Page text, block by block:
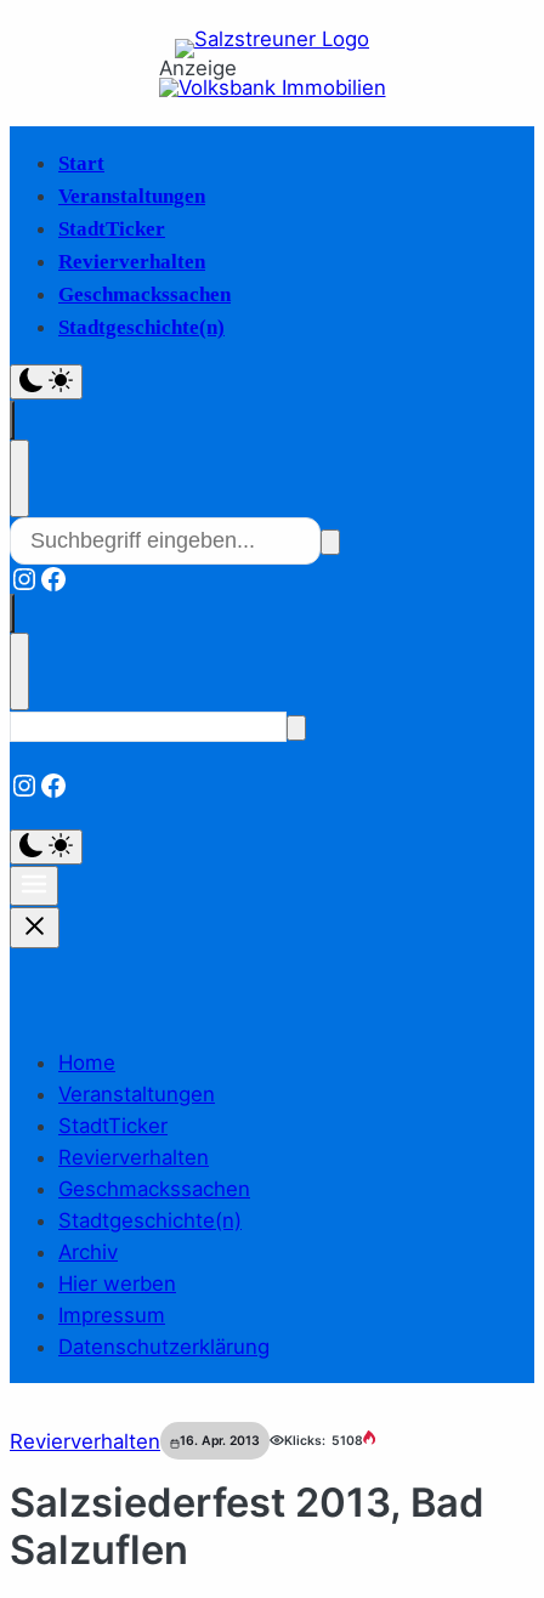
Anzeige
Start
Veranstaltungen
StadtTicker
Revierverhalten
Geschmackssachen
Stadtgeschichte(n)
Instagram
Facebook
Instagram
Facebook
Home
Veranstaltungen
StadtTicker
Revierverhalten
Geschmackssachen
Stadtgeschichte(n)
Archiv
Hier werben
Impressum
Datenschutzerklärung
Revierverhalten 16. Apr. 2013 Klicks: 5108
Salzsiederfest 2013, Bad
Salzuflen